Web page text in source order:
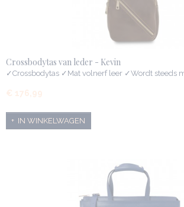
Crossbodytas van leder - Kevin
✓Crossbodytas ✓Mat volnerf leer ✓Wordt steeds
€ 176,99
IN WINKELWAGEN